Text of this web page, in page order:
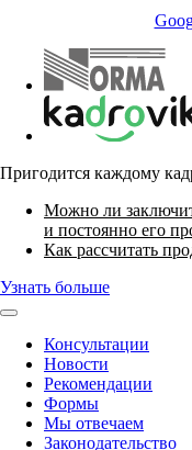
Пригодится каждому
Можно ли
и постоянно его
Как рассчитать
Узнать больше
Консультации
Новости
Рекомендации
Формы
Мы отвечаем
Законодательство